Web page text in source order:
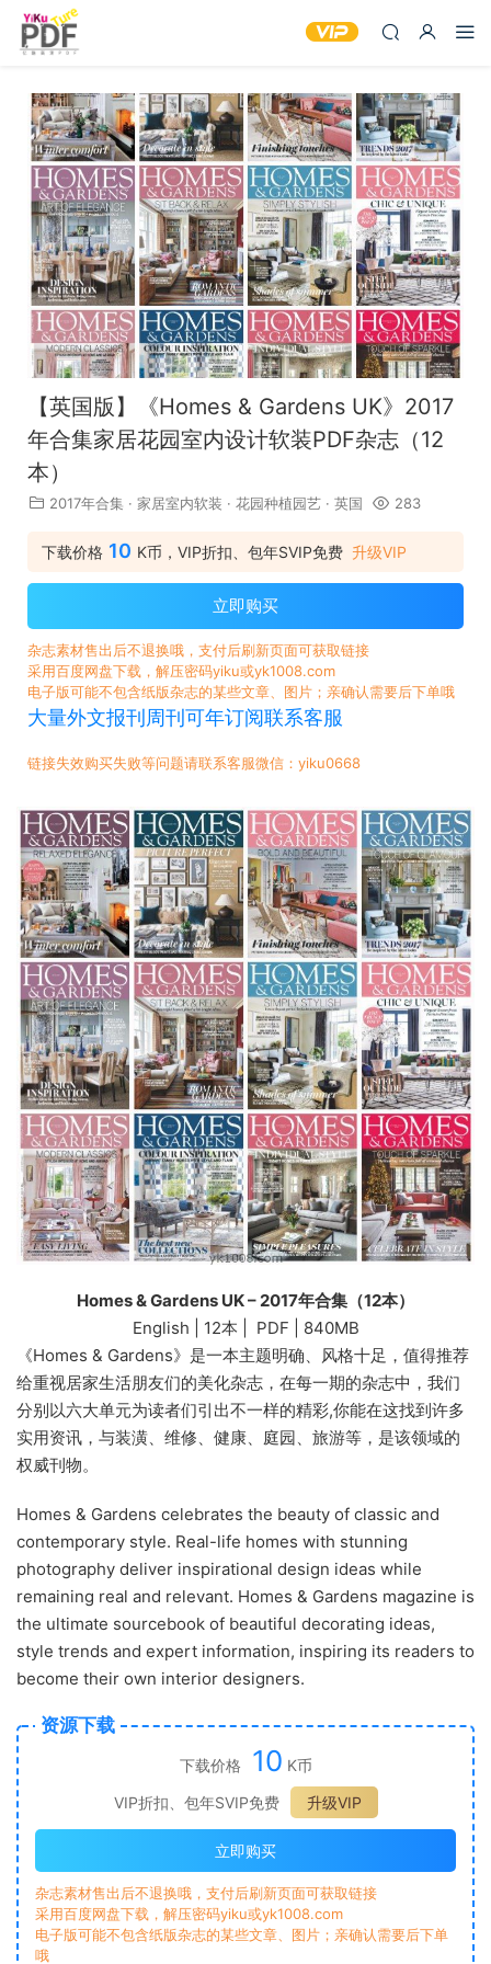
【英国版】《Homes & Gardens UK》2017
年合集家居花园室内设计软装PDF杂志（12
本）
2017年合集 · 家居室内软装 · 花园种植园艺 · 英国 283
下载价格 10 K币，VIP折扣、包年SVIP免费 升级VIP
立即购买
杂志素材售出后不退换哦，支付后刷新页面可获取链接
采用百度网盘下载，解压密码yiku或yk1008.com
电子版可能不包含纸版杂志的某些文章、图片；亲确认需要后下单哦
大量外文报刊周刊可年订阅联系客服
链接失效购买失败等问题请联系客服微信：yiku0668
Homes & Gardens UK – 2017年合集（12本）
English | 12本 | PDF | 840MB
《Homes & Gardens》是一本主题明确、风格十足，值得推荐
给重视居家生活朋友们的美化杂志，在每一期的杂志中，我们
分别以六大单元为读者们引出不一样的精彩,你能在这找到许多
实用资讯，与装潢、维修、健康、庭园、旅游等，是该领域的
权威刊物。
Homes & Gardens celebrates the beauty of classic and
contemporary style. Real-life homes with stunning
photography deliver inspirational design ideas while
remaining real and relevant. Homes & Gardens magazine is
the ultimate sourcebook of beautiful decorating ideas,
style trends and expert information, inspiring its readers to
become their own interior designers.
资源下载
下载价格 10 K币
VIP折扣、包年SVIP免费
升级VIP
立即购买
杂志素材售出后不退换哦，支付后刷新页面可获取链接
采用百度网盘下载，解压密码yiku或yk1008.com
电子版可能不包含纸版杂志的某些文章、图片；亲确认需要后下单
哦